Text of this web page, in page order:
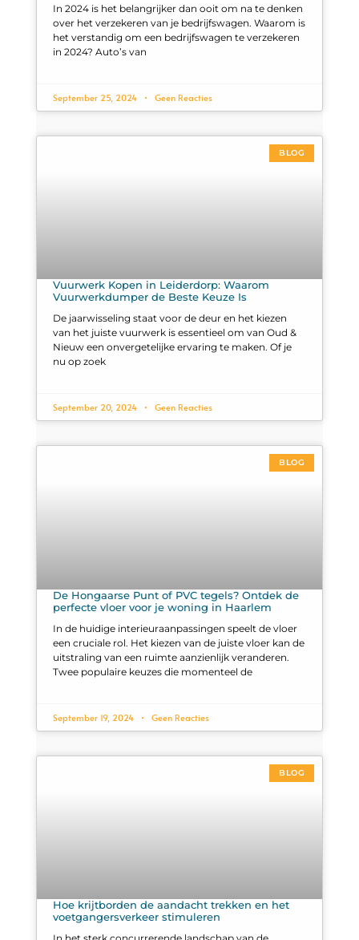
In 2024 is het belangrijker dan ooit om na te denken
over het verzekeren van je bedrijfswagen. Waarom is
het verstandig om een bedrijfswagen te verzekeren
in 2024? Auto’s van
September 25, 2024 Geen Reacties
BLOG
Vuurwerk Kopen in Leiderdorp: Waarom
Vuurwerkdumper de Beste Keuze Is
De jaarwisseling staat voor de deur en het kiezen
van het juiste vuurwerk is essentieel om van Oud &
Nieuw een onvergetelijke ervaring te maken. Of je
nu op zoek
September 20, 2024 Geen Reacties
BLOG
De Hongaarse Punt of PVC tegels? Ontdek de
perfecte vloer voor je woning in Haarlem
In de huidige interieuraanpassingen speelt de vloer
een cruciale rol. Het kiezen van de juiste vloer kan de
uitstraling van een ruimte aanzienlijk veranderen.
Twee populaire keuzes die momenteel de
September 19, 2024 Geen Reacties
BLOG
Hoe krijtborden de aandacht trekken en het
voetgangersverkeer stimuleren